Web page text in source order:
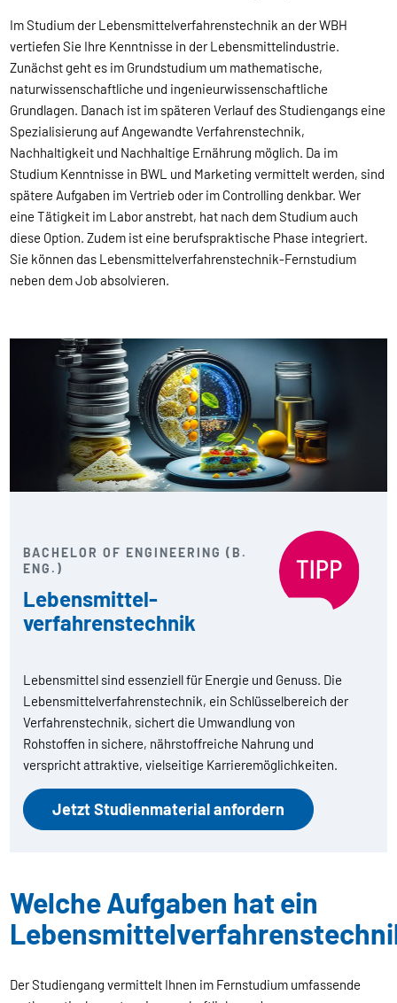
Im Studium der Lebensmittelverfahrenstechnik an der WBH
vertiefen Sie Ihre Kenntnisse in der Lebensmittelindustrie.
Zunächst geht es im Grundstudium um mathematische,
naturwissenschaftliche und ingenieurwissenschaftliche
Grundlagen. Danach ist im späteren Verlauf des Studiengangs eine
Spezialisierung auf Angewandte Verfahrenstechnik,
Nachhaltigkeit und Nachhaltige Ernährung möglich. Da im
Studium Kenntnisse in BWL und Marketing vermittelt werden, sind
spätere Aufgaben im Vertrieb oder im Controlling denkbar. Wer
eine Tätigkeit im Labor anstrebt, hat nach dem Studium auch
diese Option. Zudem ist eine berufspraktische Phase integriert.
Sie können das Lebensmittelverfahrenstechnik-Fernstudium
neben dem Job absolvieren.
BACHELOR OF ENGINEERING (B.
ENG.)
Lebensmittel­
verfahrens­technik
Lebensmittel sind essenziell für Energie und Genuss. Die
Lebensmittelverfahrenstechnik, ein Schlüsselbereich der
Verfahrenstechnik, sichert die Umwandlung von
Rohstoffen in sichere, nährstoffreiche Nahrung und
verspricht attraktive, vielseitige Karrieremöglichkeiten.
Jetzt Studienmaterial anfordern
Welche Aufgaben hat ein
Der Studiengang vermittelt Ihnen im Fernstudium umfassende